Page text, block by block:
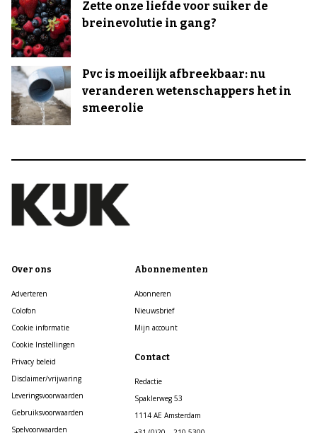
Zette onze liefde voor suiker de
breinevolutie in gang?
Pvc is moeilijk afbreekbaar: nu
veranderen wetenschappers het in
smeerolie
Over ons
Adverteren
Colofon
Cookie informatie
Cookie Instellingen
Privacy beleid
Disclaimer/vrijwaring
Leveringsvoorwaarden
Gebruiksvoorwaarden
Spelvoorwaarden
Abonnementen
Abonneren
Nieuwsbrief
Mijn account
Contact
Redactie
Spaklerweg 53
1114 AE Amsterdam